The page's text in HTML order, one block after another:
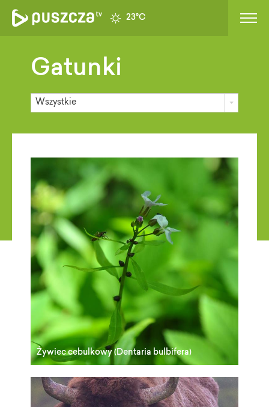
23°C
Gatunki
Wszystkie
Żywiec cebulkowy (Dentaria bulbifera)